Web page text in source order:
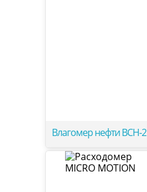
Влагомер нефти ВСН-2